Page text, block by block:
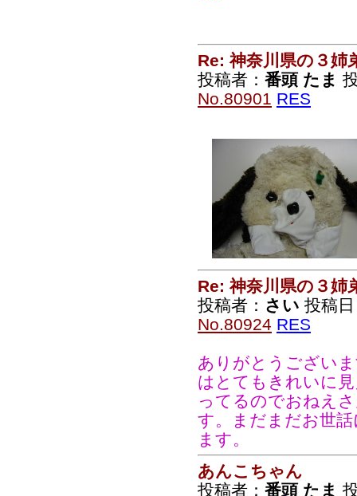
Re: 神奈川県の３姉
投稿者： 番頭 たま
No.80901 RES
Re: 神奈川県の３姉
投稿者： さい 投稿
No.80924 RES
ありがとうござい
はとてもきれいに
ってるのでおねえ
す。まだまだお世
ます。
あんこちゃん
投稿者： 番頭 たま